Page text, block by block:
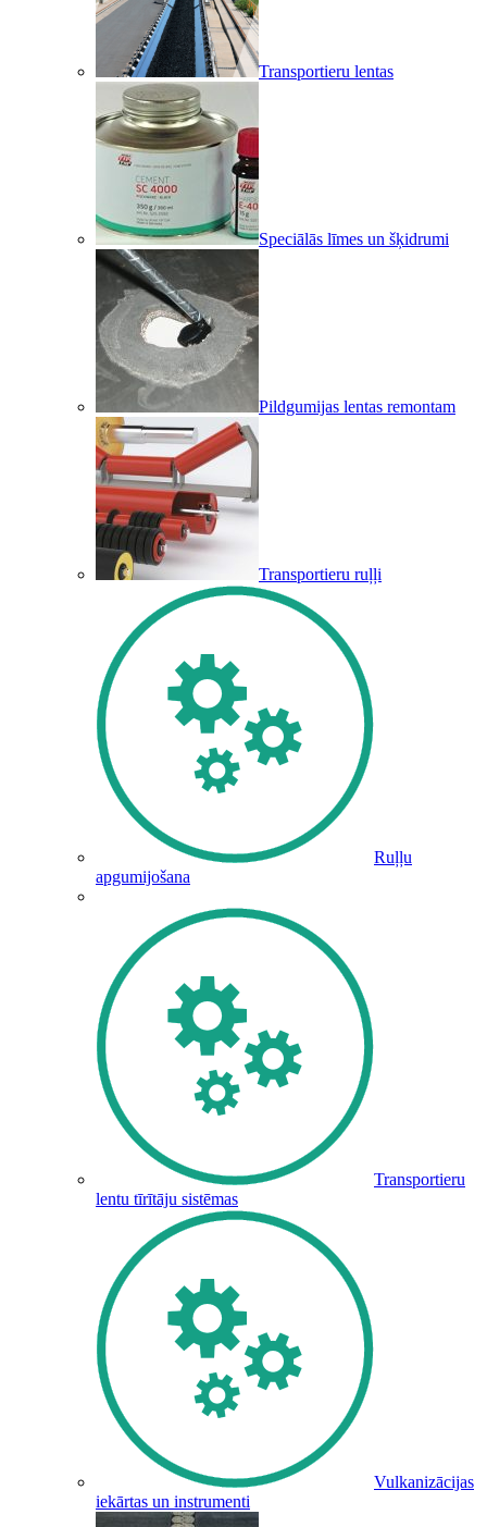
Transportieru lentas
Speciālās līmes un šķidrumi
Pildgumijas lentas remontam
Transportieru ruļļi
Ruļļu
apgumijošana
Transportieru
lentu tīrītāju sistēmas
Vulkanizācijas
iekārtas un instrumenti